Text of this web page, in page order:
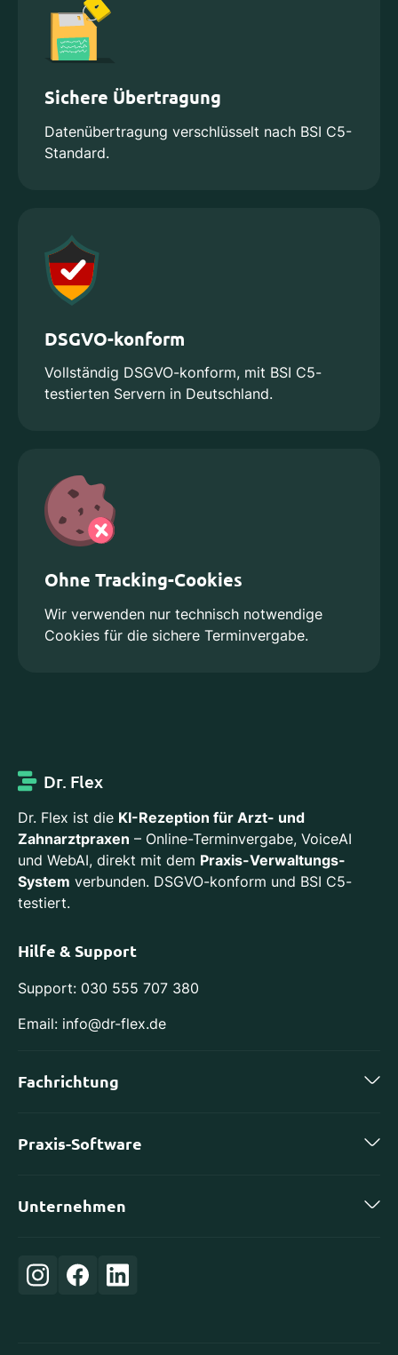
Sichere Übertragung
Datenübertragung verschlüsselt nach BSI C5-
Standard.
DSGVO-konform
Vollständig DSGVO-konform, mit BSI C5-
testierten Servern in Deutschland.
Ohne Tracking-Cookies
Wir verwenden nur technisch notwendige
Cookies für die sichere Terminvergabe.
Dr. Flex
Dr. Flex ist die KI-Rezeption für Arzt- und
Zahnarztpraxen – Online-Terminvergabe, VoiceAI
und WebAI, direkt mit dem Praxis-Verwaltungs-
System verbunden. DSGVO-konform und BSI C5-
testiert.
Hilfe & Support
Support: 030 555 707 380
Email: info@dr-flex.de
Fachrichtung
Orthopädie
Praxis-Software
Evident
Unternehmen
Login